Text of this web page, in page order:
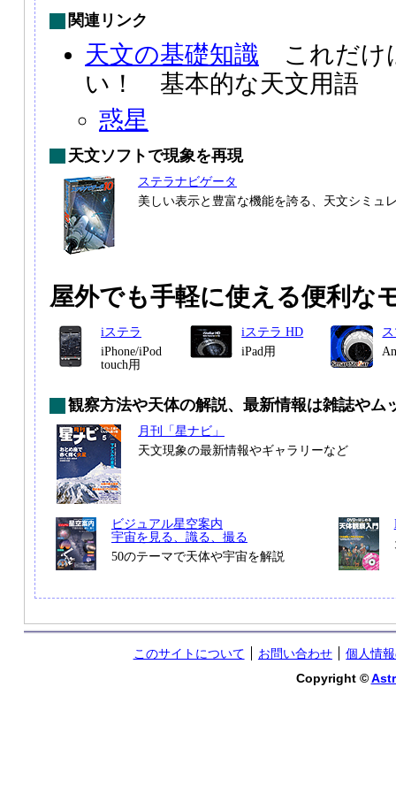
関連リンク
天文の基礎知識 これだけ
い！ 基本的な天文用語
惑星
天文ソフトで現象を再現
ステラナビゲータ
美しい表示と豊富な機能を誇る、天文シミュ
屋外でも手軽に使える便利な
iステラ
iPhone/iPod
touch用
iステラ HD
iPad用
観察方法や天体の解説、最新情報は雑誌やム
月刊「星ナビ」
天文現象の最新情報やギャラリーなど
ビジュアル星空案内
宇宙を見る、識る、撮る
50のテーマで天体や宇宙を解説
このサイトについて お問い合わせ
個人情
Copyright ©